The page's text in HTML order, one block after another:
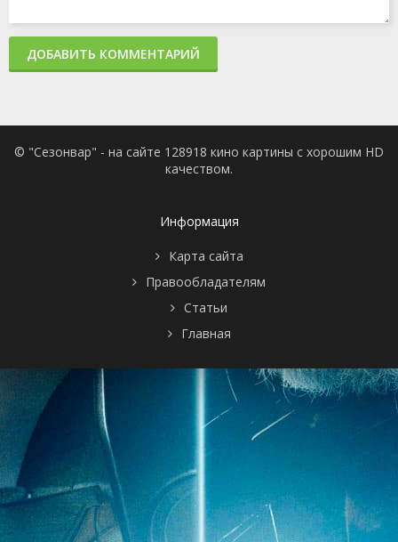
ДОБАВИТЬ КОММЕНТАРИЙ
© "Сезонвар" - на сайте 128918 кино картины с хорошим HD
качеством.
Информация
Карта сайта
Правообладателям
Статьи
Главная